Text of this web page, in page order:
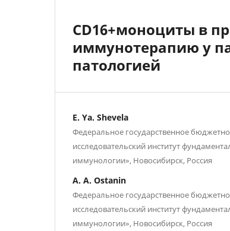
CD16+моноциты в
иммунотерапию у
патологией
E. Ya. Shevela
Федеральное государственное
исследовательский институт
иммунологии», Новосибирск, Россия
A. A. Ostanin
Федеральное государственное
исследовательский институт
иммунологии», Новосибирск, Россия